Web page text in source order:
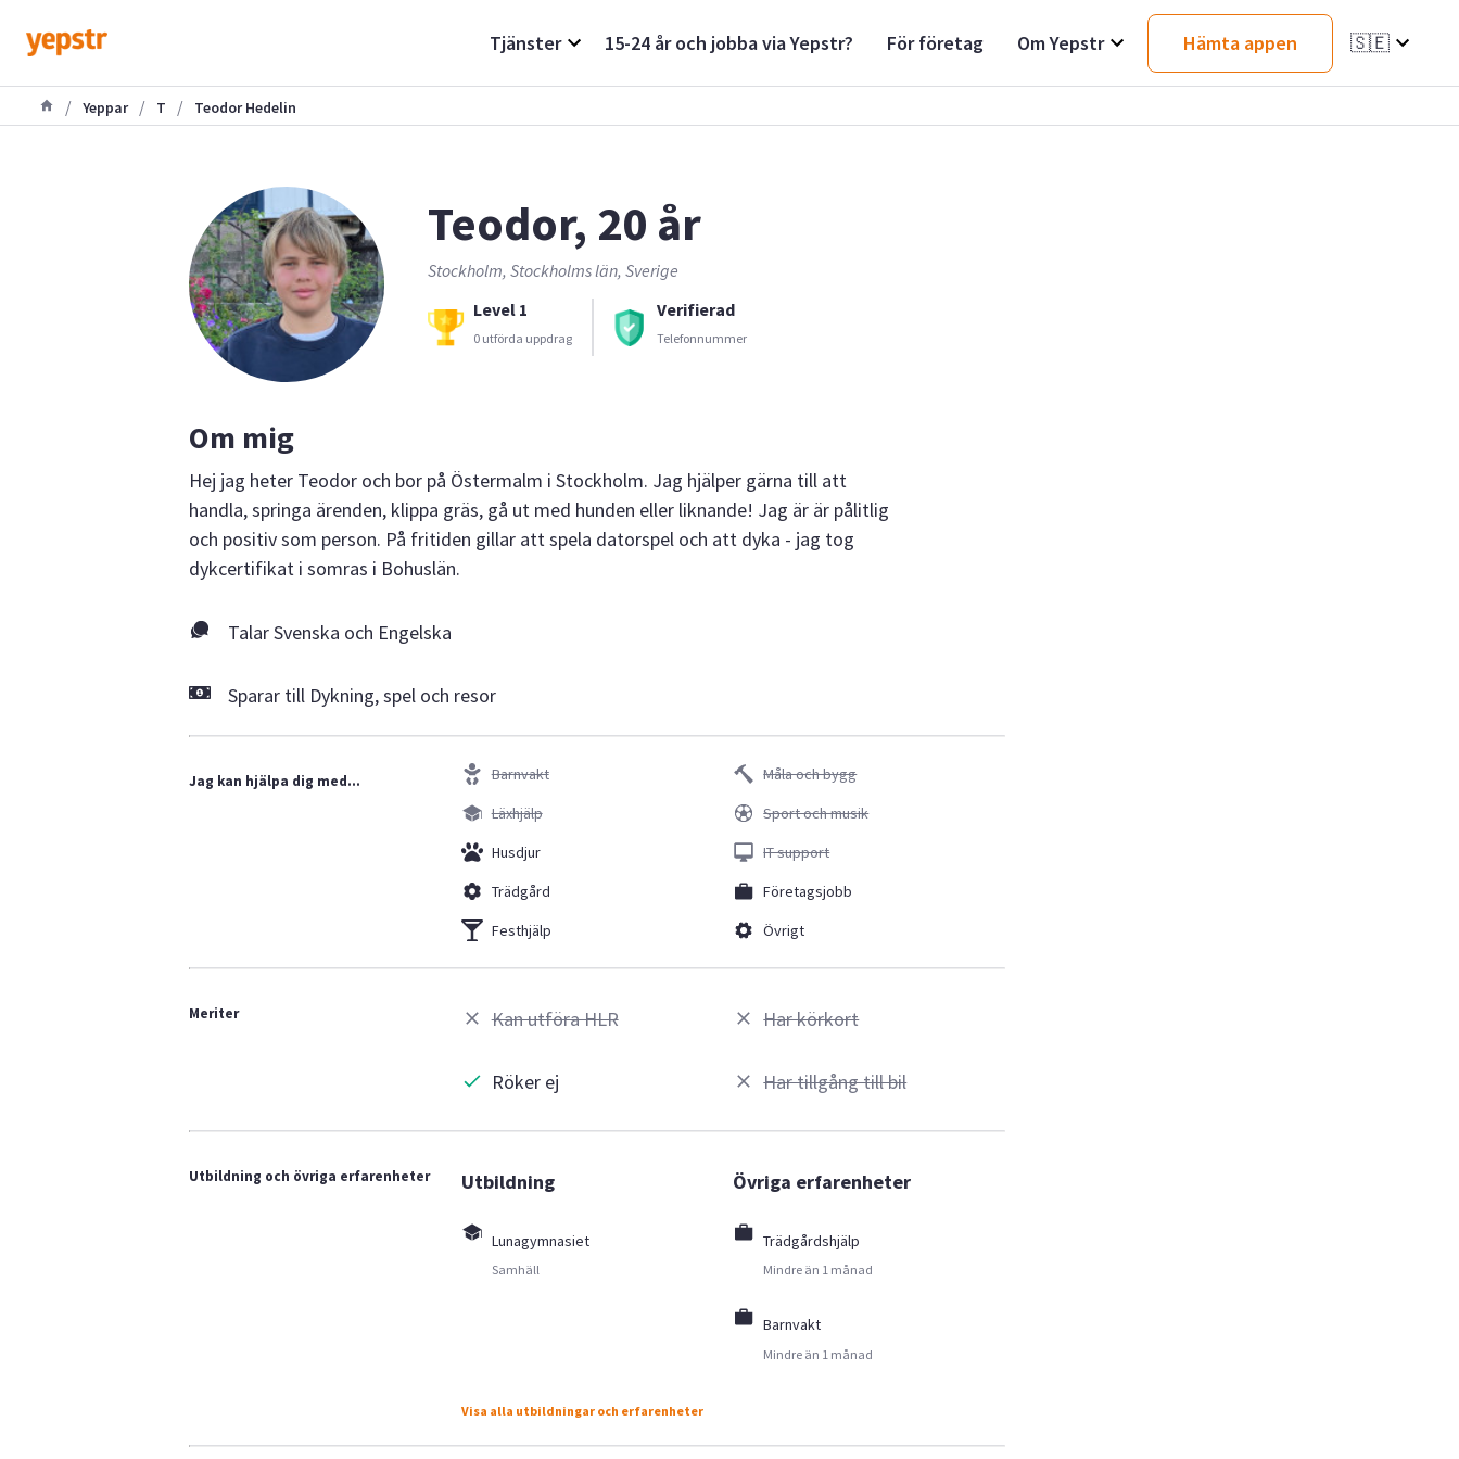
Tjänster 15-24 år och jobba via Yepstr? För företag Om Yepstr Hämta appen 🇸🇪
/ Yeppar / T / Teodor Hedelin
Teodor, 20 år
Stockholm, Stockholms län, Sverige
Level 1
0 utförda uppdrag
Verifierad
Telefonnummer
Om mig
Hej jag heter Teodor och bor på Östermalm i Stockholm. Jag hjälper gärna till att
handla, springa ärenden, klippa gräs, gå ut med hunden eller liknande! Jag är är pålitlig
och positiv som person. På fritiden gillar att spela datorspel och att dyka - jag tog
dykcertifikat i somras i Bohuslän.
Talar Svenska och Engelska
Sparar till Dykning, spel och resor
Jag kan hjälpa dig med...
Barnvakt
Läxhjälp
Husdjur
Trädgård
Festhjälp
Måla och bygg
Sport och musik
IT support
Företagsjobb
Övrigt
Meriter Kan utföra HLR
Röker ej
Har körkort
Har tillgång till bil
Utbildning och övriga erfarenheter Utbildning
Lunagymnasiet
Samhäll
Övriga erfarenheter
Trädgårdshjälp
Mindre än 1 månad
Barnvakt
Mindre än 1 månad
Visa alla utbildningar och erfarenheter